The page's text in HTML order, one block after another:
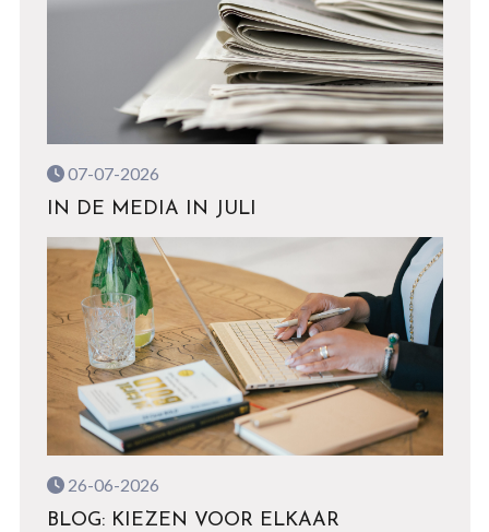
07-07-2026
IN DE MEDIA IN JULI
26-06-2026
BLOG: KIEZEN VOOR ELKAAR